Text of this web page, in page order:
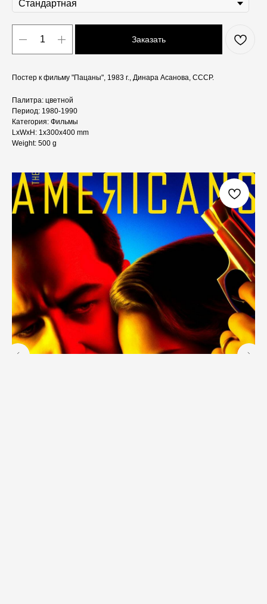
Заказать
Постер к фильму "Пацаны", 1983 г., Динара Асанова, СССР.
Палитра: цветной
Период: 1980-1990
Категория: Фильмы
LxWxH: 1x300x400 mm
Weight: 500 g